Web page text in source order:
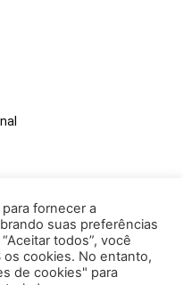
fornecer a
suas preferências
todos”, você
os cookies. No entanto,
de cookies" para